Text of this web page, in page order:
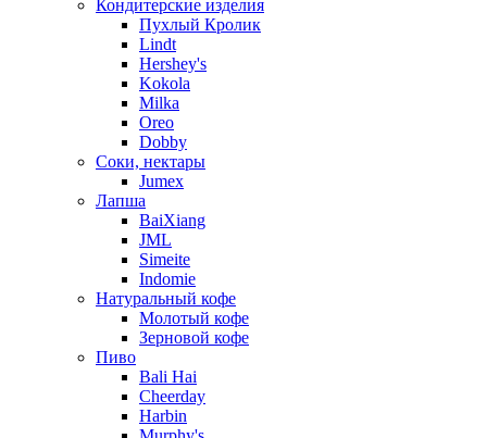
Кондитерские изделия
Пухлый Кролик
Lindt
Hershey's
Kokola
Milka
Oreo
Dobby
Соки, нектары
Jumex
Лапша
BaiXiang
JML
Simeite
Indomie
Натуральный кофе
Молотый кофе
Зерновой кофе
Пиво
Bali Hai
Cheerday
Harbin